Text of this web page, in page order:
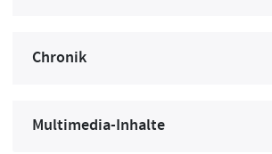
Chronik
Multimedia-Inhalte